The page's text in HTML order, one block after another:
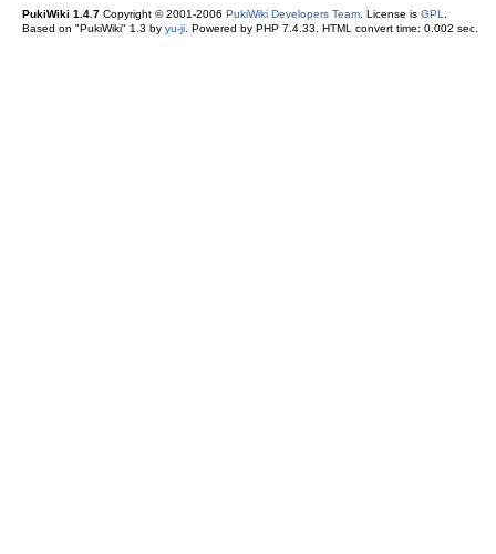
PukiWiki 1.4.7Copyright © 2001-2006 PukiWiki Developers Team. License is GPL.
Based on "PukiWiki" 1.3 by yu-ji. Powered by PHP 7.4.33. HTML convert time: 0.002 sec.